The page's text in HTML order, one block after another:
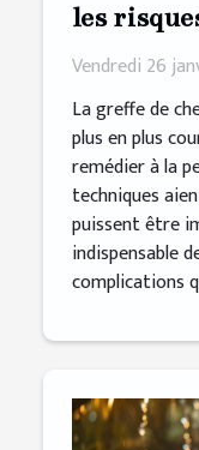
les
possibles
Vendredi 26
La greffe de
plus en plus
remédier à la
techniques
puissent être
indispensable
complications